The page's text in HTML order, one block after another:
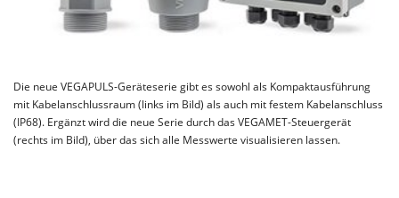
Die neue VEGAPULS-Geräteserie gibt es sowohl als Kompaktausführung
mit Kabelanschlussraum (links im Bild) als auch mit festem Kabelanschluss
(IP68). Ergänzt wird die neue Serie durch das VEGAMET-Steuergerät
(rechts im Bild), über das sich alle Messwerte visualisieren lassen.